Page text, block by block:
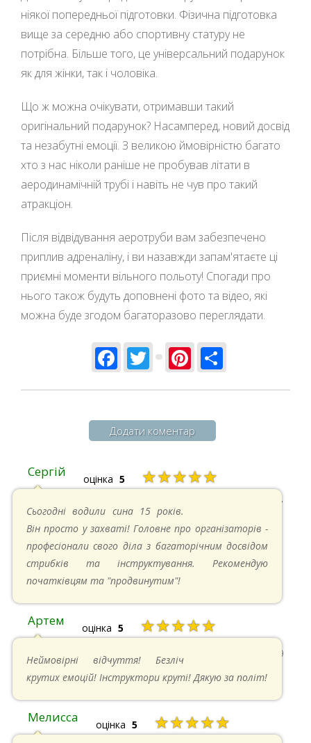
ніякої попередньої підготовки. Фізична підготовка
вище за середню або спортивну статуру не
потрібна. Більше того, це універсальний подарунок
як для жінки, так і чоловіка.
Що ж можна очікувати, отримавши такий
оригінальний подарунок? Насамперед, новий досвід
та незабутні емоції. З великою ймовірністю багато
хто з нас ніколи раніше не пробував літати в
аеродинамічній трубі і навіть не чув про такий
атракціон.
Після відвідування аеротруби вам забезпечено
приплив адреналіну, і ви назавжди запам'ятаєте ці
приємні моменти вільного польоту! Спогади про
нього також будуть доповнені фото та відео, які
можна буде згодом багаторазово переглядати.
Facebook
TwitterPinterest
Додати коментар
Сергій оцінка 5 ★★★★★
20.04.2025 в 17:07
Сьогодні водили сина 15 років.
Він просто у захваті! Головне про організаторів -
професіонали свого діла з багаторічним досвідом
стрибків та інструктування. Рекомендую
початківцям та "продвинутим"!
Артем оцінка 5 ★★★★★
22.06.2024 в 15:59
Неймовірні відчуття! Безліч
крутих емоцій! Інструктори круті! Дякую за політ!
Мелисса оцінка 5 ★★★★★